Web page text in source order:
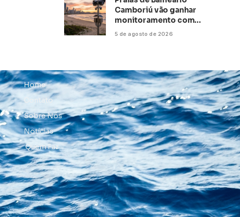
Camboriú vão ganhar
monitoramento com
inteligência artificial
5 de agosto de 2026
Home
Contato
Sobre Nós
Notícias
Quem Faz